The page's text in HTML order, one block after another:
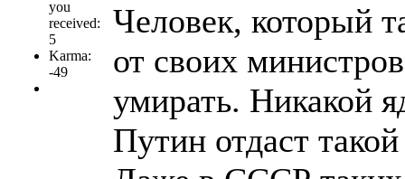
you
received:
5
Karma:
-49
Человек, который
от своих
умирать. Никакой
Путин отдаст